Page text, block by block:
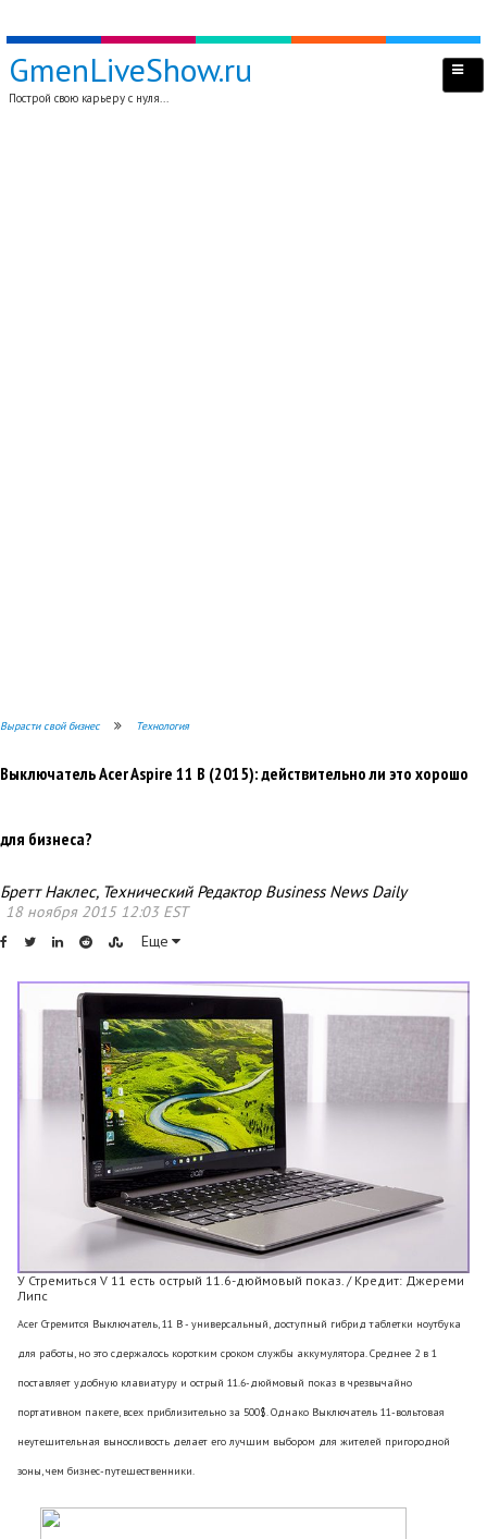
GmenLiveShow.ru
Построй свою карьеру с нуля...
Вырасти свой бизнес Технология
Выключатель Acer Aspire 11 В (2015): действительно ли это хорошо
для бизнеса?
Бретт Наклес, Технический Редактор Business News Daily
18 ноября 2015 12:03 EST
Еще
У Стремиться V 11 есть острый 11.6-дюймовый показ. / Кредит: Джереми
Липс
Acer Стремится Выключатель, 11 В - универсальный, доступный гибрид таблетки ноутбука
для работы, но это сдержалось коротким сроком службы аккумулятора. Среднее 2 в 1
поставляет удобную клавиатуру и острый 11.6-дюймовый показ в чрезвычайно
портативном пакете, всех приблизительно за 500$. Однако Выключатель 11-вольтовая
неутешительная выносливость делает его лучшим выбором для жителей пригородной
зоны, чем бизнес-путешественники.